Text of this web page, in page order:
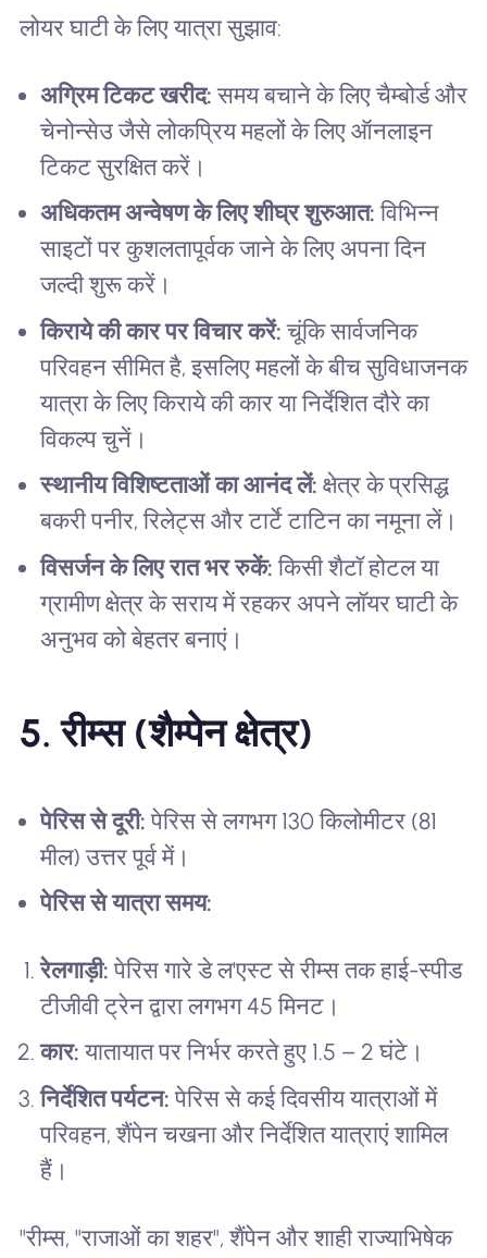
लोयर घाटी के लिए यात्रा सुझाव:
अग्रिम टिकट खरीद: समय बचाने के लिए चैम्बोर्ड और
चेनोन्सेउ जैसे लोकप्रिय महलों के लिए ऑनलाइन
टिकट सुरक्षित करें।
अधिकतम अन्वेषण के लिए शीघ्र शुरुआत: विभिन्न
साइटों पर कुशलतापूर्वक जाने के लिए अपना दिन
जल्दी शुरू करें।
किराये की कार पर विचार करें: चूंकि सार्वजनिक
परिवहन सीमित है, इसलिए महलों के बीच सुविधाजनक
यात्रा के लिए किराये की कार या निर्देशित दौरे का
विकल्प चुनें।
स्थानीय विशिष्टताओं का आनंद लें: क्षेत्र के प्रसिद्ध
बकरी पनीर, रिलेट्स और टार्टे टाटिन का नमूना लें।
विसर्जन के लिए रात भर रुकें: किसी शैटॉ होटल या
ग्रामीण क्षेत्र के सराय में रहकर अपने लॉयर घाटी के
अनुभव को बेहतर बनाएं।
5. रीम्स (शैम्पेन क्षेत्र)
पेरिस से दूरी: पेरिस से लगभग 130 किलोमीटर (81
मील) उत्तर पूर्व में।
पेरिस से यात्रा समय:
रेलगाड़ी: पेरिस गारे डे ल'एस्ट से रीम्स तक हाई-स्पीड
टीजीवी ट्रेन द्वारा लगभग 45 मिनट।
कार: यातायात पर निर्भर करते हुए 1.5 – 2 घंटे।
निर्देशित पर्यटन: पेरिस से कई दिवसीय यात्राओं में
परिवहन, शैंपेन चखना और निर्देशित यात्राएं शामिल
हैं।
"रीम्स, "राजाओं का शहर", शैंपेन और शाही राज्याभिषेक